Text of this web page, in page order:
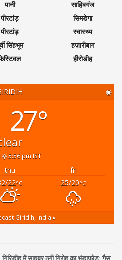
पानी
पीरटांड़
पीरटांड़
सिंहभूम
साहिबगंज
सिमडेगा
स्वास्थ्य
हज़ारीबाग
हीरोडीह
◉
27°
5:56 pm IST
thu
fri
22°C 25/20°C
Giridih, India ▸